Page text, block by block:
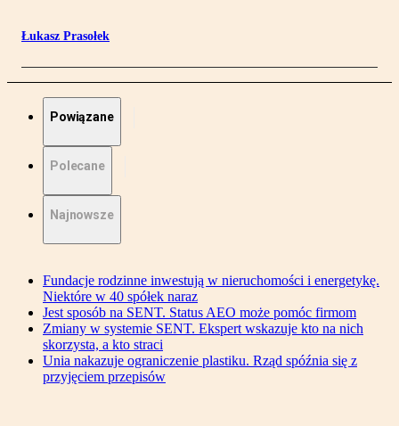
Łukasz Prasołek
Powiązane
Polecane
Najnowsze
Fundacje rodzinne inwestują w nieruchomości i energetykę.
Niektóre w 40 spółek naraz
Jest sposób na SENT. Status AEO może pomóc firmom
Zmiany w systemie SENT. Ekspert wskazuje kto na nich
skorzysta, a kto straci
Unia nakazuje ograniczenie plastiku. Rząd spóźnia się z
przyjęciem przepisów